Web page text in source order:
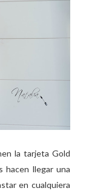
la tarjeta Gold
hacen llegar una
en cualquiera